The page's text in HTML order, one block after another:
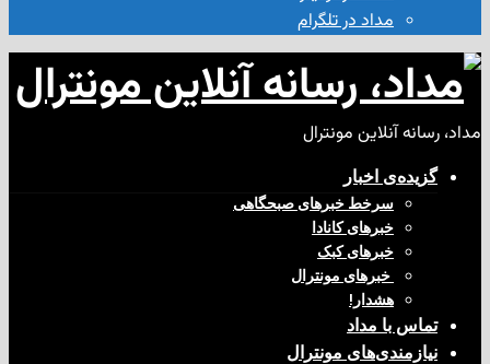
مداد در تلگرام
مونترال
اخبار
سرخط خبرهای صبحگاهی
خبرهای کانادا
خبرهای کبک
‌ خبرهای مونترال
مداد
مونترال